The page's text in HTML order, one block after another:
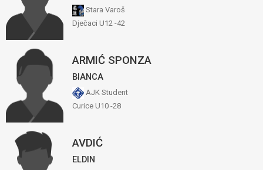
Stara Varoš
Dječaci U12 -42
ARMIĆ SPONZA
BIANCA
AJK Student
Curice U10 -28
AVDIĆ
ELDIN